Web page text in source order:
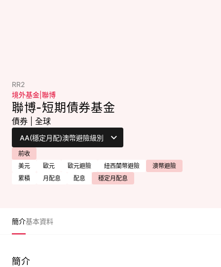
RR2
境外基金 聯博
聯博-短期債券基金
債券 全球
前收
美元
歐元 歐元避險 紐西蘭幣避險
澳幣避險
累積
月配息 配息 穩定月配息
簡介基本資料
簡介